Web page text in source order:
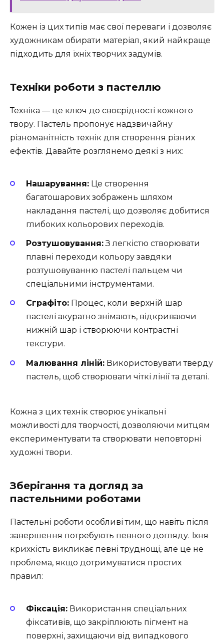
Кожен із цих типів має свої переваги і дозволяє
художникам обирати матеріал, який найкраще
підходить для їхніх творчих задумів.
Техніки роботи з пастеллю
Техніка — це ключ до своєрідності кожного
твору. Пастель пропонує надзвичайну
різноманітність технік для створення різних
ефектів. Давайте розглянемо деякі з них:
Нашарування: Це створення
багатошарових зображень шляхом
накладання пастелі, що дозволяє добитися
глибоких кольорових переходів.
Розтушовування:З легкістю створювати
плавні переходи кольору завдяки
розтушовуванню пастелі пальцем чи
спеціальними інструментами.
Сграфіто: Процес, коли верхній шар
пастелі акуратно знімають, відкриваючи
нижній шар і створюючи контрастні
текстури.
Малювання ліній: Використовувати тверду
пастель, щоб створювати чіткі лінії та деталі.
Кожна з цих технік створює унікальні
можливості для творчості, дозволяючи митцям
експериментувати та створювати неповторні
художні твори.
Зберігання та догляд за
пастельними роботами
Пастельні роботи особливі тим, що навіть після
завершення потребують певного догляду. Їхня
крихкість викликає певні труднощі, але це не
проблема, якщо дотримуватися простих
правил:
Фіксація: Використання спеціальних
фіксативів, що закріплюють пігмент на
поверхні, захищаючи від випадкового